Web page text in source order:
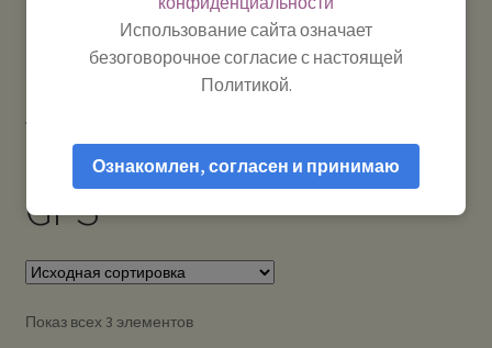
Полезная информация
Мой аккаунт
Работаем:Пн-Пт:
10:00–18:00
Тел.|WA|Telegram:
+79029904090
GPS
Показ всех 3 элементов
Использование сайта означает
безоговорочное согласие с настоящей
Политикой.
Ознакомлен, согласен и принимаю